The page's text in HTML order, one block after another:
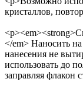
кристаллов,
</em> Наносить
нанесения не
использовать до
заправляя флакон